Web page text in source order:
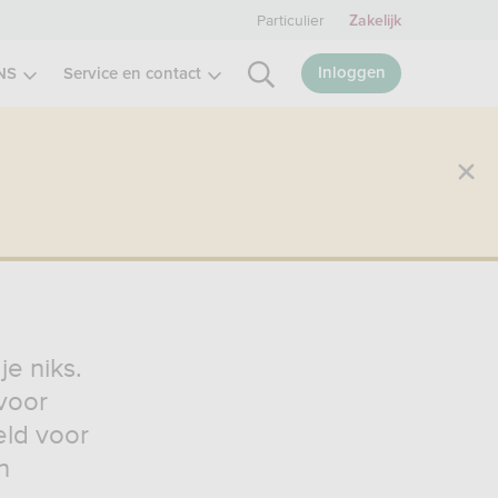
Service en contact Inloggen
Particulier Zakelijk
niks.
voor